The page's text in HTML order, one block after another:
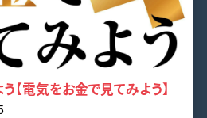
【電気をお金で見てみよう】